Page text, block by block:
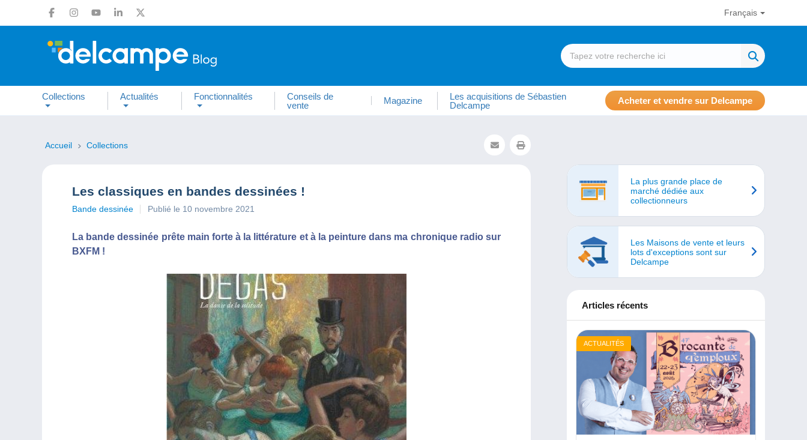
Français
Collections Actualités Fonctionnalités
Conseils de
vente
Magazine
Les acquisitions de Sébastien
Delcampe
Acheter et vendre sur Delcampe
Accueil Collections
Les classiques en bandes dessinées !
Bande dessinée Publié le 10 novembre 2021
La bande dessinée prête main forte à la littérature et à la peinture dans ma chronique radio sur
BXFM !
La plus grande place de
marché dédiée aux
collectionneurs
Les Maisons de vente et leurs
lots d'exceptions sont sur
Delcampe
Articles récents
ACTUALITÉS